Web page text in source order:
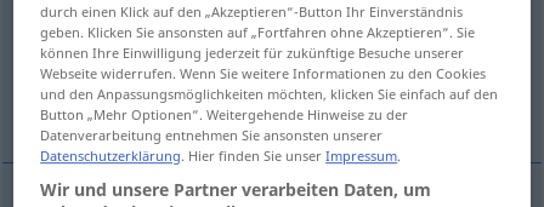
Satisfaktion, Genugtuung, Ehrenerklärung
Tilgung, Erfüllung, Zahlung,
Wiedergutmachung
durch einen Klick auf den „Akzeptieren“-Button Ihr Einverständnis
geben. Klicken Sie ansonsten auf „Fortfahren ohne Akzeptieren“. Sie
können Ihre Einwilligung jederzeit für zukünftige Besuche unserer
Webseite widerrufen. Wenn Sie weitere Informationen zu den Cookies
und den Anpassungsmöglichkeiten möchten, klicken Sie einfach auf den
Button „Mehr Optionen“. Weitergehende Hinweise zu der
Datenverarbeitung entnehmen Sie ansonsten unserer
Datenschutzerklärung. Hier finden Sie unserImpressum.
Wir und unsere Partner verarbeiten Daten, um